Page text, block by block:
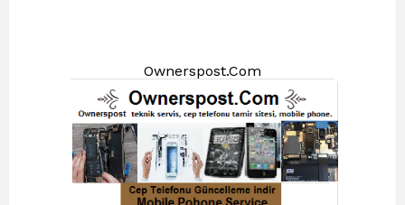
Ownerspost.Com